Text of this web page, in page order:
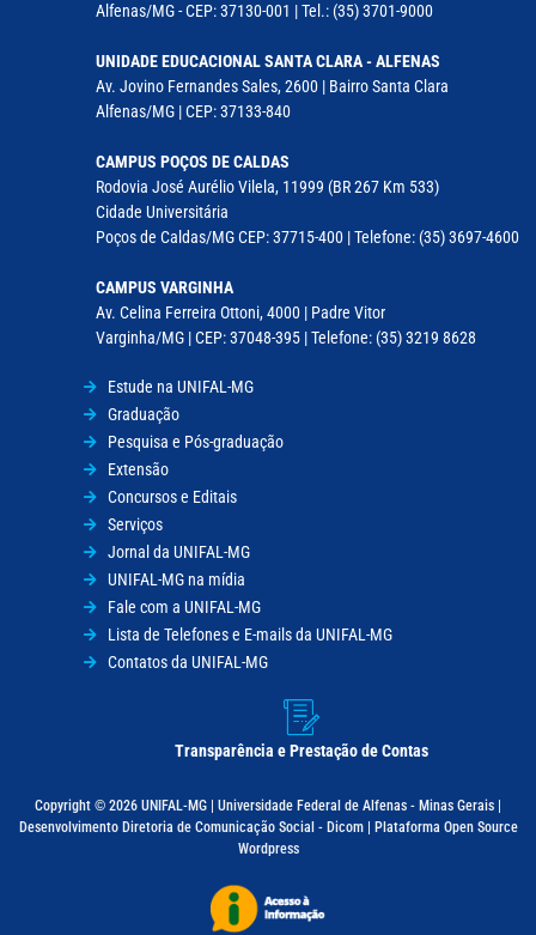
Alfenas/MG - CEP: 37130-001 | Tel.: (35) 3701-9000
UNIDADE EDUCACIONAL SANTA CLARA - ALFENAS
Av. Jovino Fernandes Sales, 2600 | Bairro Santa Clara
Alfenas/MG | CEP: 37133-840
CAMPUS POÇOS DE CALDAS
Rodovia José Aurélio Vilela, 11999 (BR 267 Km 533)
Cidade Universitária
Poços de Caldas/MG CEP: 37715-400 | Telefone: (35) 3697-4600
CAMPUS VARGINHA
Av. Celina Ferreira Ottoni, 4000 | Padre Vitor
Varginha/MG | CEP: 37048-395 | Telefone: (35) 3219 8628
Estude na UNIFAL-MG
Graduação
Pesquisa e Pós-graduação
Extensão
Concursos e Editais
Serviços
Jornal da UNIFAL-MG
UNIFAL-MG na mídia
Fale com a UNIFAL-MG
Lista de Telefones e E-mails da UNIFAL-MG
Contatos da UNIFAL-MG
Transparência e Prestação de Contas
Copyright © 2026 UNIFAL-MG | Universidade Federal de Alfenas - Minas Gerais |
Desenvolvimento Diretoria de Comunicação Social - Dicom | Plataforma Open Source
Wordpress